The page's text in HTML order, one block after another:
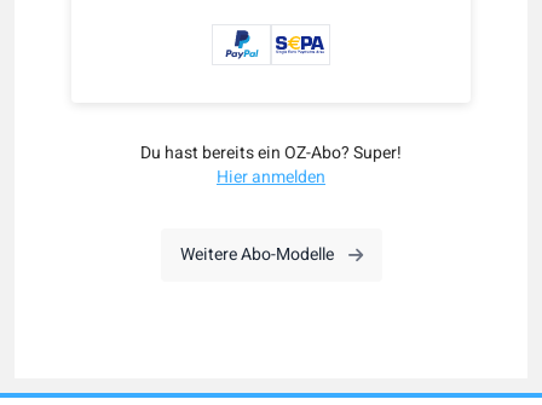
Du hast bereits ein OZ-Abo? Super!
Hier anmelden
Weitere Abo-Modelle